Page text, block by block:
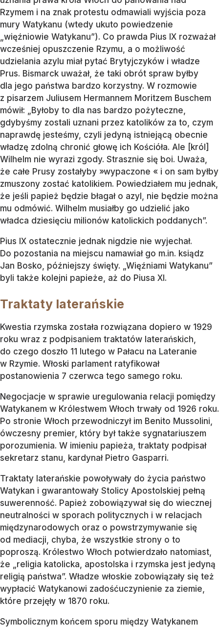
Rzymem i na znak protestu odmawiali wyjścia poza
mury Watykanu (wtedy ukuto powiedzenie
„więźniowie Watykanu”). Co prawda Pius IX rozważał
wcześniej opuszczenie Rzymu, a o możliwość
udzielania azylu miał pytać Brytyjczyków i władze
Prus. Bismarck uważał, że taki obrót spraw byłby
dla jego państwa bardzo korzystny. W rozmowie
z pisarzem Juliusem Hermannem Moritzem Buschem
mówił: „Byłoby to dla nas bardzo pożyteczne,
gdybyśmy zostali uznani przez katolików za to, czym
naprawdę jesteśmy, czyli jedyną istniejącą obecnie
władzę zdolną chronić głowę ich Kościóła. Ale [król]
Wilhelm nie wyrazi zgody. Strasznie się boi. Uważa,
że całe Prusy zostałyby »wypaczone « i on sam byłby
zmuszony zostać katolikiem. Powiedziałem mu jednak,
że jeśli papież będzie błagał o azyl, nie będzie można
mu odmówić. Wilhelm musiałby go udzielić jako
władca dziesięciu milionów katolickich poddanych”.
Pius IX ostatecznie jednak nigdzie nie wyjechał.
Do pozostania na miejscu namawiał go m.in. ksiądz
Jan Bosko, późniejszy święty. „Więźniami Watykanu”
byli także kolejni papieże, aż do Piusa XI.
Traktaty laterańskie
Kwestia rzymska została rozwiązana dopiero w 1929
roku wraz z podpisaniem traktatów laterańskich,
do czego doszło 11 lutego w Pałacu na Lateranie
w Rzymie. Włoski parlament ratyfikował
postanowienia 7 czerwca tego samego roku.
Negocjacje w sprawie uregulowania relacji pomiędzy
Watykanem w Królestwem Włoch trwały od 1926 roku.
Po stronie Włoch przewodniczył im Benito Mussolini,
ówczesny premier, który był także sygnatariuszem
porozumienia. W imieniu papieża, traktaty podpisał
sekretarz stanu, kardynał Pietro Gasparri.
Traktaty laterańskie powoływały do życia państwo
Watykan i gwarantowały Stolicy Apostolskiej pełną
suwerenność. Papież zobowiązywał się do wiecznej
neutralności w sporach politycznych i w relacjach
międzynarodowych oraz o powstrzymywanie się
od mediacji, chyba, że wszystkie strony o to
poproszą. Królestwo Włoch potwierdzało natomiast,
że „religia katolicka, apostolska i rzymska jest jedyną
religią państwa”. Władze włoskie zobowiązały się też
wypłacić Watykanowi zadośćuczynienie za ziemie,
które przejęły w 1870 roku.
Symbolicznym końcem sporu między Watykanem